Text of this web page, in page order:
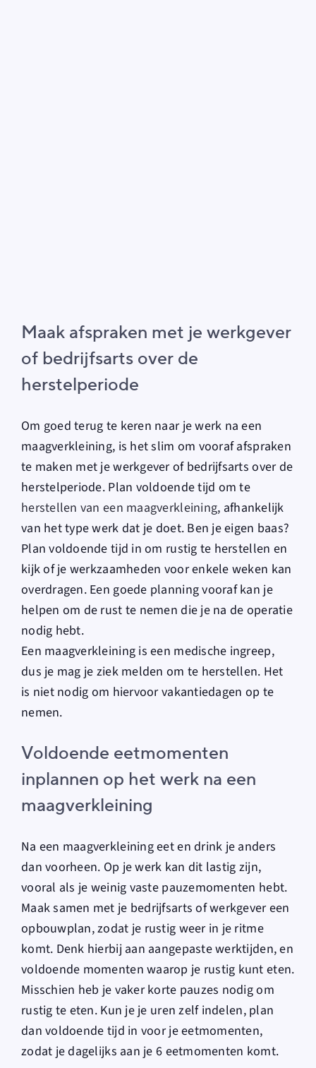
Maak afspraken met je werkgever
of bedrijfsarts over de
herstelperiode
Om goed terug te keren naar je werk na een
maagverkleining, is het slim om vooraf afspraken
te maken met je werkgever of bedrijfsarts over de
herstelperiode. Plan voldoende tijd om te
herstellen van een maagverkleining, afhankelijk
van het type werk dat je doet. Ben je eigen baas?
Plan voldoende tijd in om rustig te herstellen en
kijk of je werkzaamheden voor enkele weken kan
overdragen. Een goede planning vooraf kan je
helpen om de rust te nemen die je na de operatie
nodig hebt.
Een maagverkleining is een medische ingreep,
dus je mag je ziek melden om te herstellen. Het
is niet nodig om hiervoor vakantiedagen op te
nemen.
Voldoende eetmomenten
inplannen op het werk na een
maagverkleining
Na een maagverkleining eet en drink je anders
dan voorheen. Op je werk kan dit lastig zijn,
vooral als je weinig vaste pauzemomenten hebt.
Maak samen met je bedrijfsarts of werkgever een
opbouwplan, zodat je rustig weer in je ritme
komt. Denk hierbij aan aangepaste werktijden, en
voldoende momenten waarop je rustig kunt eten.
Misschien heb je vaker korte pauzes nodig om
rustig te eten. Kun je je uren zelf indelen, plan
dan voldoende tijd in voor je eetmomenten,
zodat je dagelijks aan je 6 eetmomenten komt.